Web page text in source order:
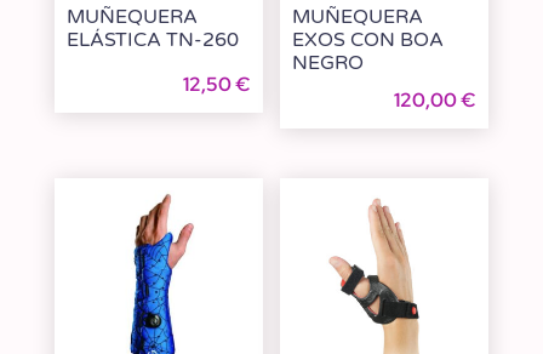
MUÑEQUERA
ELÁSTICA TN-260
12,50€
MUÑEQUERA
EXOS CON BOA
NEGRO
120,00€